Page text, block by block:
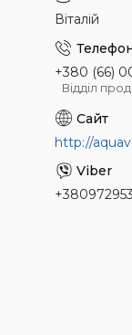
Віталій
+380 (66)
Відділ
http://